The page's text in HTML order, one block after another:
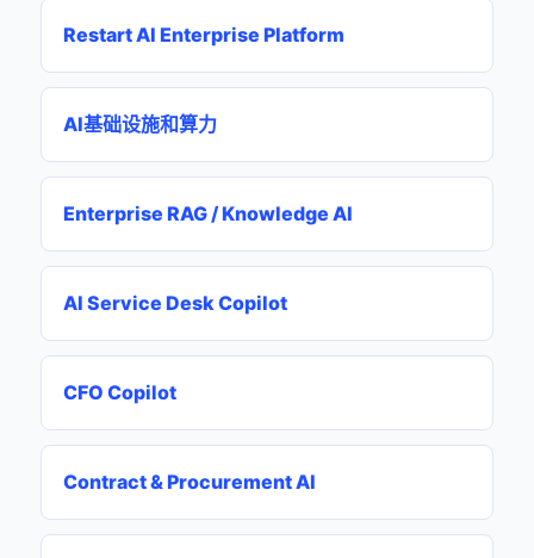
Restart AI Enterprise Platform
AI基础设施和算力
Enterprise RAG / Knowledge AI
AI Service Desk Copilot
CFO Copilot
Contract & Procurement AI